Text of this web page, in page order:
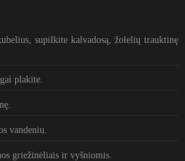
supilkite kalvadosą, žolelių trauktinę
plakite.
vandeniu.
griežinėliais ir vyšniomis.